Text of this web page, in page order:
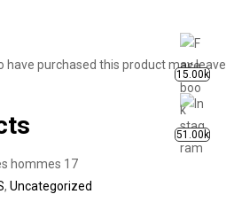
have purchased this product may leave
, Uncategorized
15.00k
51.00k